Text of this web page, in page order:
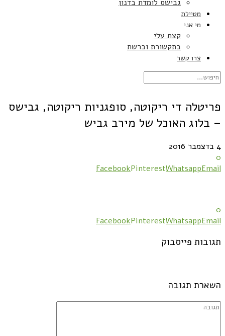
גבישס לומדת בדנון
מטיילת
מי אני
קצת עלי
בתקשורת וברשת
צרו קשר
פריטלה די ריקוטה, סופגניות ריקוטה, גבישס
– בלוג האוכל של מירב גביש
4 בדצמבר 2016
0
FacebookPinterestWhatsappEmail
0
FacebookPinterestWhatsappEmail
תגובות פייסבוק
השארת תגובה